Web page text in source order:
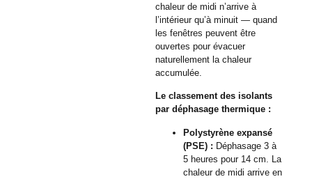
chaleur de midi n’arrive à
l’intérieur qu’à minuit — quand
les fenêtres peuvent être
ouvertes pour évacuer
naturellement la chaleur
accumulée.
Le classement des isolants
par déphasage thermique :
Polystyrène expansé
(PSE) : Déphasage 3 à
5 heures pour 14 cm. La
chaleur de midi arrive en